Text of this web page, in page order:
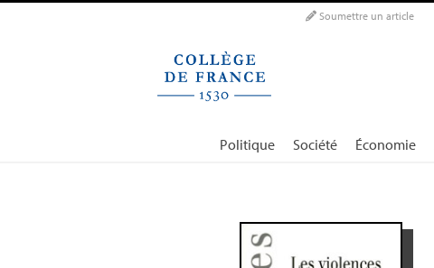
Soumettre un article
Politique Société Économie